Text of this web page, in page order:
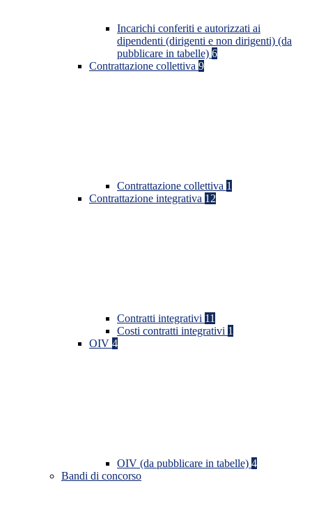
Incarichi conferiti e autorizzati ai
dipendenti (dirigenti e non dirigenti) (da
pubblicare in tabelle) 6
Contrattazione collettiva 9
Contrattazione collettiva 1
Contrattazione integrativa 12
Contratti integrativi 11
Costi contratti integrativi 1
OIV 4
OIV (da pubblicare in tabelle) 4
Bandi di concorso